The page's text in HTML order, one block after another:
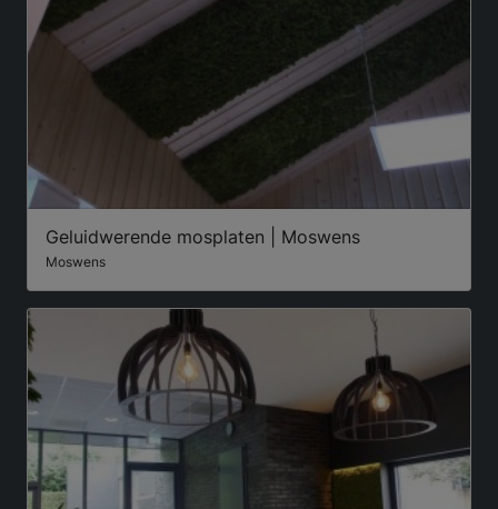
Geluidwerende mosplaten | Moswens
Moswens